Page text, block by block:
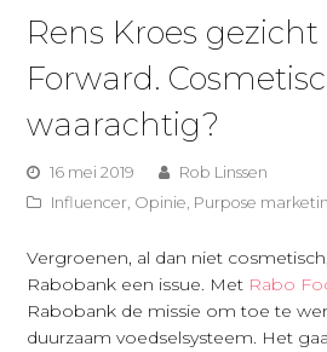
Rens Kroes gezicht
Forward.
waarachtig?
16 mei 2019
Rob Linssen
Influencer Opinie Purpose
Vergroenen, al dan niet
Rabobank een issue. Met Rabo
Rabobank de missie om toe te
duurzaam voedselsysteem. Het